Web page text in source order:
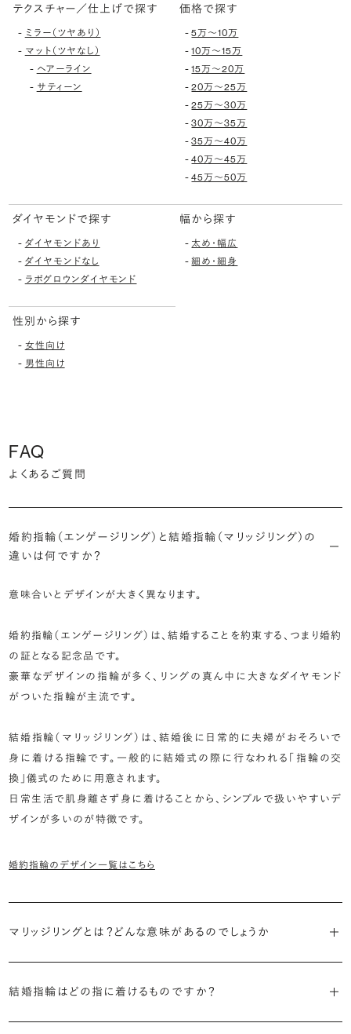
テクスチャー／仕上げで探す
- ミラー（ツヤあり）
- マット（ツヤなし）
- ヘアーライン
- サティーン
価格で探す
-5万〜10万
-10万〜15万
-15万〜20万
-20万〜25万
-25万〜30万
-30万〜35万
-35万〜40万
-40万〜45万
-45万〜50万
ダイヤモンドで探す
- ダイヤモンドあり
- ダイヤモンドなし
- ラボグロウンダイヤモンド
幅から探す
- 太め・幅広
-細め・細身
性別から探す
- 女性向け
- 男性向け
FAQ
よくあるご質問
婚約指輪（エンゲージリング）と結婚指輪（マリッジリング）の
違いは何ですか？
意味合いとデザインが大きく異なります。
婚約指輪（エンゲージリング）は、結婚することを約束する、つまり婚約
の証となる記念品です。
豪華なデザインの指輪が多く、リングの真ん中に大きなダイヤモンド
がついた指輪が主流です。
結婚指輪（マリッジリング）は、結婚後に日常的に夫婦がおそろいで
身に着ける指輪です。一般的に結婚式の際に行なわれる「指輪の交
換」儀式のために用意されます。
日常生活で肌身離さず身に着けることから、シンプルで扱いやすいデ
ザインが多いのが特徴です。
婚約指輪のデザイン一覧はこちら
マリッジリングとは？どんな意味があるのでしょうか
グ」は結婚指輪の別名です。
結婚指輪はどの指に着けるものですか？